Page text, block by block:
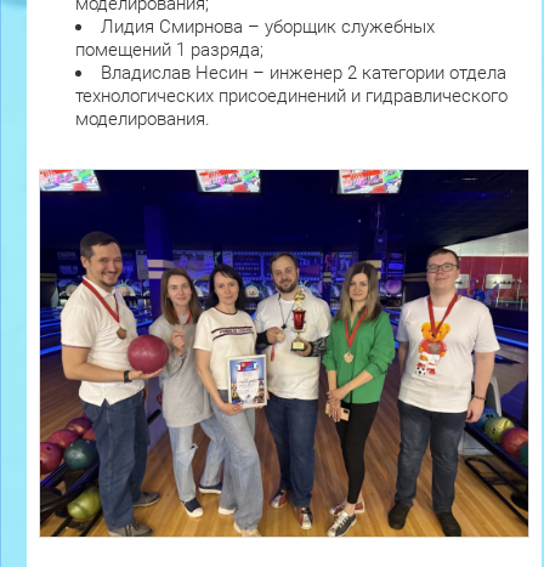
Лидия Смирнова – уборщик служебных
помещений 1 разряда;
Владислав Несин – инженер 2 категории отдела
технологических присоединений и гидравлического
моделирования.